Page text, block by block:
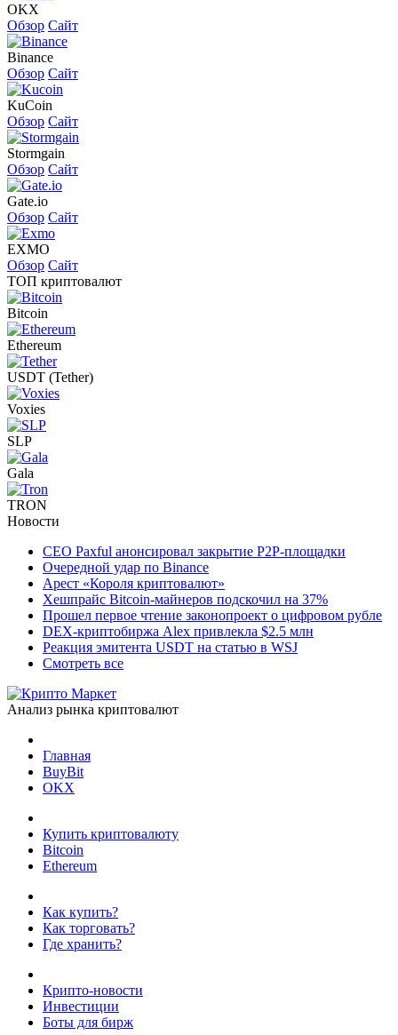
OKX
Обзор Сайт
Binance
Обзор Сайт
KuCoin
Обзор Сайт
Stormgain
Обзор Сайт
Gate.io
Обзор Сайт
EXMO
Обзор Сайт
ТОП криптовалют
Bitcoin
Ethereum
USDT (Tether)
Voxies
SLP
Gala
TRON
Новости
CEO Paxful анонсировал закрытие P2P-площадки
Очередной удар по Binance
Арест «Короля криптовалют»
Хешпрайс Bitcoin-майнеров подскочил на 37%
Прошел первое чтение законопроект о цифровом рубле
DEX-криптобиржа Alex привлекла $2.5 млн
Реакция эмитента USDT на статью в WSJ
Смотреть все
Анализ рынка криптовалют
Главная
BuyBit
OKX
Купить криптовалюту
Bitcoin
Ethereum
Как купить?
Как торговать?
Где хранить?
Крипто-новости
Инвестиции
Боты для бирж